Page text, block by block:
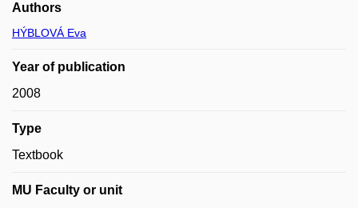
Authors
HÝBLOVÁ Eva
Year of publication
2008
Type
Textbook
MU Faculty or unit